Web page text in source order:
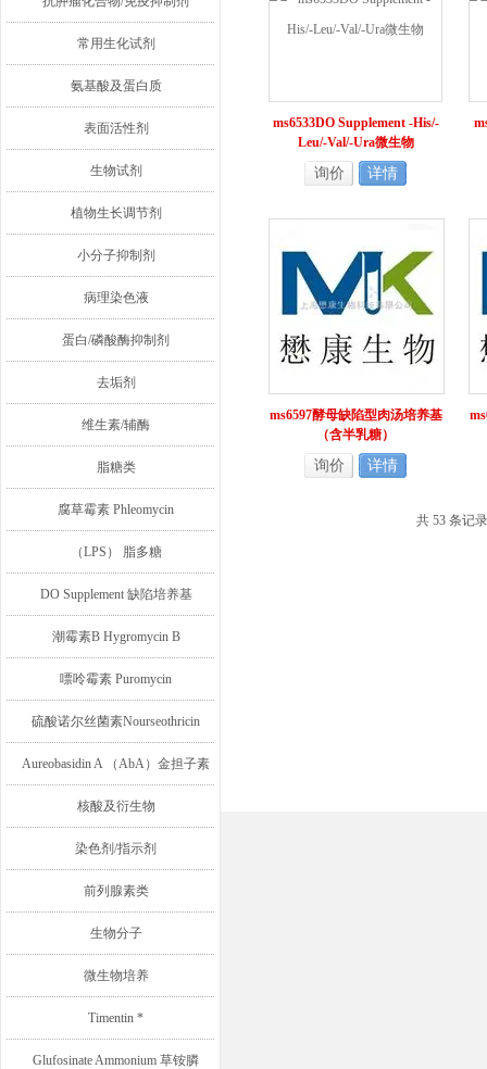
常用生化试剂
氨基酸及蛋白质
表面活性剂
生物试剂
植物生长调节剂
小分子抑制剂
病理染色液
蛋白/磷酸酶抑制剂
去垢剂
维生素/辅酶
脂糖类
腐草霉素 Phleomycin
（LPS） 脂多糖
DO Supplement 缺陷培养基
潮霉素B Hygromycin B
嘌呤霉素 Puromycin
硫酸诺尔丝菌素Nourseothricin
Aureobasidin A （AbA）金担子素
A
核酸及衍生物
染色剂/指示剂
前列腺素类
生物分子
微生物培养
Timentin *
Glufosinate Ammonium 草铵膦
ms6533DO Supplement -His/-
Leu/-Val/-Ura微生物
询价 详情
ms6597酵母缺陷型肉汤培养基
（含半乳糖）
询价 详情
共 53 条记